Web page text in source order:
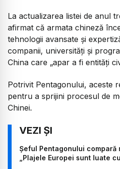
La actualizarea listei de anul
afirmat că armata chineză
tehnologii avansate și
companii, universități și
China care „apar a fi entități
Potrivit Pentagonului, aceste
pentru a sprijini procesul de
Chinei.
Șeful Pentagonului compară
„Plajele Europei sunt luate